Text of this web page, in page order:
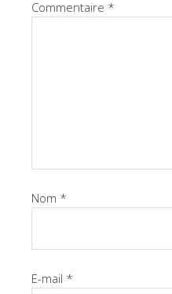
Commentaire *
Nom *
E-mail *